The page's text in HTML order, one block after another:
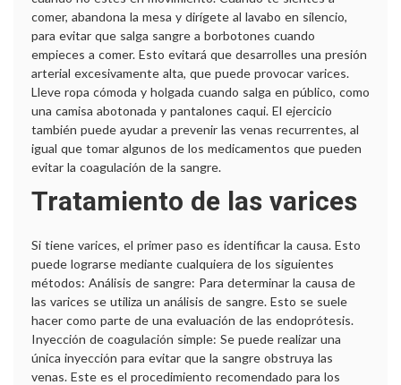
comer, abandona la mesa y dirígete al lavabo en silencio,
para evitar que salga sangre a borbotones cuando
empieces a comer. Esto evitará que desarrolles una presión
arterial excesivamente alta, que puede provocar varices.
Lleve ropa cómoda y holgada cuando salga en público, como
una camisa abotonada y pantalones caqui. El ejercicio
también puede ayudar a prevenir las venas recurrentes, al
igual que tomar algunos de los medicamentos que pueden
evitar la coagulación de la sangre.
Tratamiento de las varices
Si tiene varices, el primer paso es identificar la causa. Esto
puede lograrse mediante cualquiera de los siguientes
métodos: Análisis de sangre: Para determinar la causa de
las varices se utiliza un análisis de sangre. Esto se suele
hacer como parte de una evaluación de las endoprótesis.
Inyección de coagulación simple: Se puede realizar una
única inyección para evitar que la sangre obstruya las
venas. Este es el procedimiento recomendado para los